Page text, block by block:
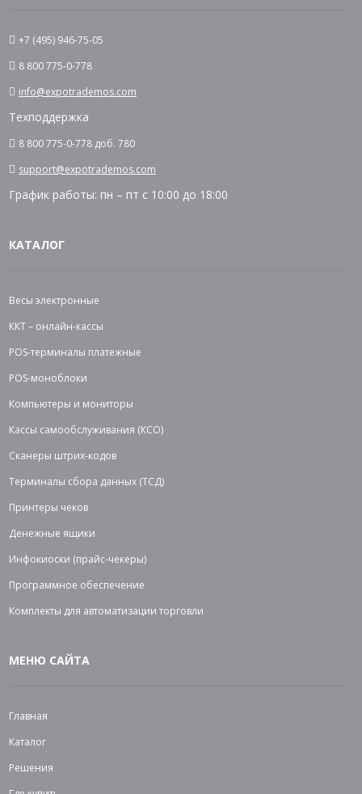
+7 (495) 946-75-05
8 800 775-0-778
info@expotrademos.com
Техподдержка
8 800 775-0-778 доб. 780
support@expotrademos.com
График работы: пн – пт с 10:00 до 18:00
КАТАЛОГ
Весы электронные
ККТ – онлайн-кассы
POS-терминалы платежные
POS-моноблоки
Компьютеры и мониторы
Кассы самообслуживания (КСО)
Сканеры штрих-кодов
Терминалы сбора данных (ТСД)
Принтеры чеков
Денежные ящики
Инфокиоски (прайс-чекеры)
Программное обеспечение
Комплекты для автоматизации торговли
МЕНЮ САЙТА
Главная
Каталог
Решения